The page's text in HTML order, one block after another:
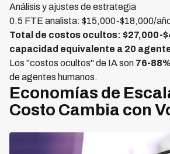
Análisis y ajustes de estrategia
0.5 FTE analista: $15,000-$18,000/
Total de costos ocultos: $27,000-
capacidad equivalente a 20
Los "costos ocultos" de IA son 76-
de agentes humanos.
Economías de
Costo Cambia con